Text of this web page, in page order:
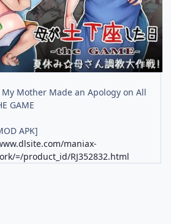
My Mother Made an Apology on All
GAME
APK]
maniax-
=/product_id/RJ352832.html